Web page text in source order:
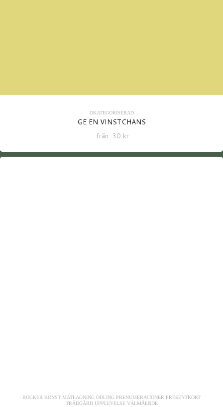
OKATEGORISERAD
GE EN VINSTCHANS
från 30 kr
BÖCKER KONST MATLAGNING ODLING PRENUMERATIONER PRESENTKORT
TRÄDGÅRD UPPLEVELSE VÄLMÅENDE